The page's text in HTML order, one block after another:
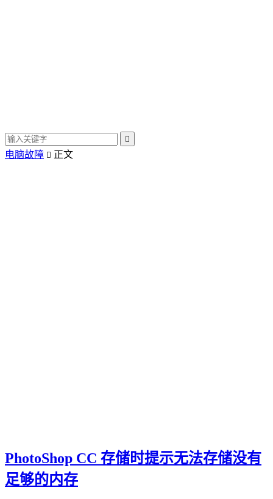

电脑故障  正文
PhotoShop CC 存储时提示无法存储没有
足够的内存